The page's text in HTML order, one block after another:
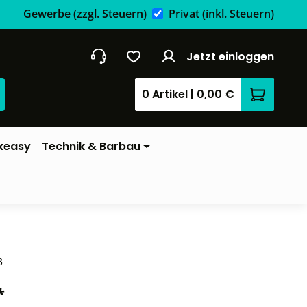
Gewerbe(zzgl. Steuern) Privat(inkl. Steuern)
Jetzt einloggen
0 Artikel | 0,00 €
Technik & Barbau